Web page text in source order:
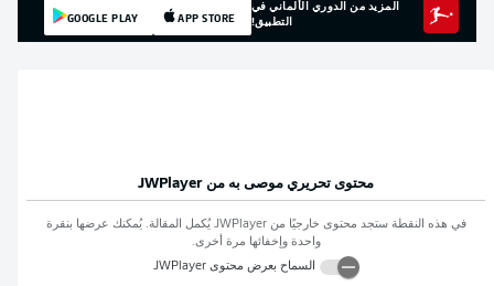
المزيد من الدوري الألماني في
التطبيق!
APP STORE
GOOGLE PLAY
محتوى تحريري موصى به من JWPlayer
في هذه النقطة ستجد محتوى خارجيًا منJWPlayer يُكمل المقالة. يُمكنك عرضها بنقرة
واحدة وإخفائها مرة أخرى.
السماح بعرض محتوىJWPlayer